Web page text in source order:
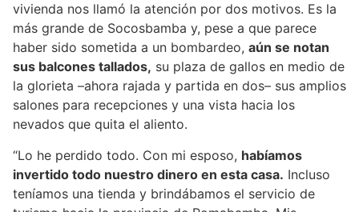
vivienda nos llamó la atención por dos motivos. Es la
más grande de Socosbamba y, pese a que parece
haber sido sometida a un bombardeo, aún se notan
sus balcones tallados, su plaza de gallos en medio de
la glorieta –ahora rajada y partida en dos– sus amplios
salones para recepciones y una vista hacia los
nevados que quita el aliento.
“Lo he perdido todo. Con mi esposo, habíamos
invertido todo nuestro dinero en esta casa. Incluso
teníamos una tienda y brindábamos el servicio de